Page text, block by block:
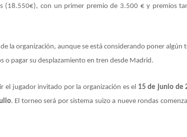
(18.550€), con un primer premio de 3.500 € y premios
de la organización, aunque se está considerando poner
o pagar su desplazamiento en tren desde Madrid.
el jugador invitado por la organización es el 15 de junio de
. El torneo será por sistema suizo a nueve rondas